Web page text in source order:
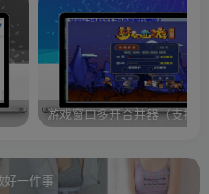
好一件事